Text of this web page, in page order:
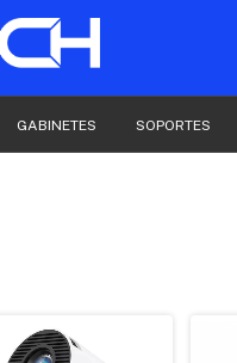
GABINETES SOPORTES